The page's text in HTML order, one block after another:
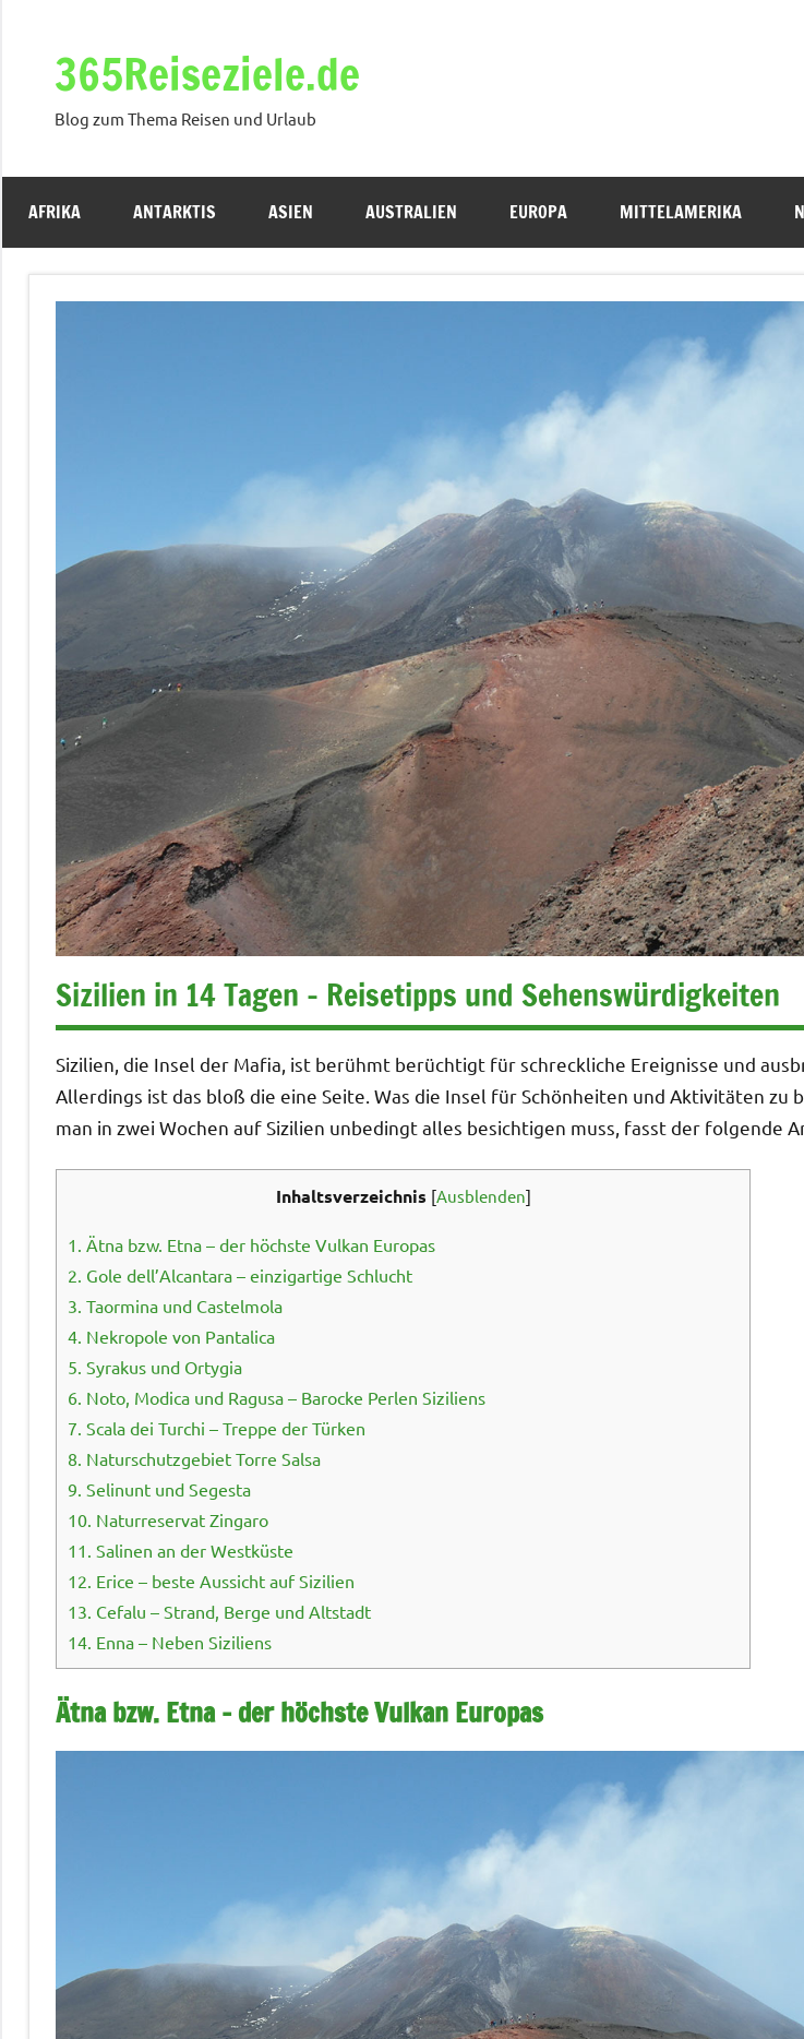
springen365Reiseziele.de
Blog zum Thema Reisen und Urlaub
AFRIKA ANTARKTIS ASIEN AUSTRALIEN EUROPA MITTELAMERIKA
Sizilien in 14 Tagen – Reisetipps und Sehenswürdigkeiten
Sizilien, die Insel der Mafia, ist berühmt berüchtigt für schreckliche Ereignisse und
Allerdings ist das bloß die eine Seite. Was die Insel für Schönheiten und Aktivitäten zu
man in zwei Wochen auf Sizilien unbedingt alles besichtigen muss, fasst der folgende
Inhaltsverzeichnis [Ausblenden]
1. Ätna bzw. Etna – der höchste Vulkan Europas
2. Gole dell’Alcantara – einzigartige Schlucht
3. Taormina und Castelmola
4. Nekropole von Pantalica
5. Syrakus und Ortygia
6. Noto, Modica und Ragusa – Barocke Perlen Siziliens
7. Scala dei Turchi – Treppe der Türken
8. Naturschutzgebiet Torre Salsa
9. Selinunt und Segesta
10. Naturreservat Zingaro
11. Salinen an der Westküste
12. Erice – beste Aussicht auf Sizilien
13. Cefalu – Strand, Berge und Altstadt
14. Enna – Neben Siziliens
Ätna bzw. Etna – der höchste Vulkan Europas